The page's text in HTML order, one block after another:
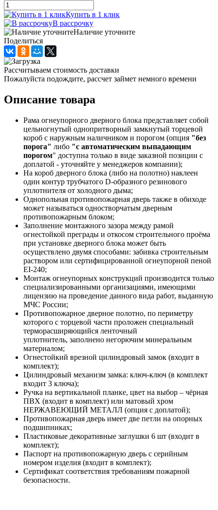
Купить в 1 клик
В рассрочку
Наличие уточните
Поделиться
Рассчитываем стоимость доставки
Пожалуйста подождите, рассчет займет немного времени
Описание товара
Рама огнеупорного дверного блока представляет собой
цельногнутый однопритворный замкнутый торцевой
короб с наружным наличником и порогом (опция "без
порога" либо "с автоматическим выпадающим
порогом" доступна только в виде заказной позиции с
доплатой - уточняйте у менеджеров компании);
На короб дверного блока (либо на полотно) наклеен
один контур трубчатого D-образного резинового
уплотнителя от холодного дыма;
Однопольная противопожарная дверь также в обиходе
может называться одностворчатым дверным
противопожарным блоком;
Заполнение монтажного зазора между рамой
огнестойкой преграды и откосом строительного проёма
при установке дверного блока может быть
осуществлено двумя способами: забивка строительным
раствором или сертифицированной огнеупорной пеной
EI-240;
Монтаж огнеупорных конструкций производится только
специализированными организациями, имеющими
лицензию на проведение данного вида работ, выданную
МЧС России;
Противопожарное дверное полотно, по периметру
которого с торцевой части проложен специальный
терморасширяющийся ленточный
уплотнитель, заполнено негорючим минеральным
материалом;
Огнестойкий врезной цилиндровый замок (входит в
комплект);
Цилиндровый механизм замка: ключ-ключ (в комплект
входит 3 ключа);
Ручка на вертикальной планке, цвет на выбор – чёрная
ПВХ (входит в комплект) или матовый хром
НЕРЖАВЕЮЩИЙ МЕТАЛЛ (опция с доплатой);
Противопожарная дверь имеет две петли на опорных
подшипниках;
Пластиковые декоративные заглушки 6 шт (входит в
комплект);
Паспорт на противопожарную дверь с серийным
номером изделия (входит в комплект);
Сертификат соответствия требованиям пожарной
безопасности.